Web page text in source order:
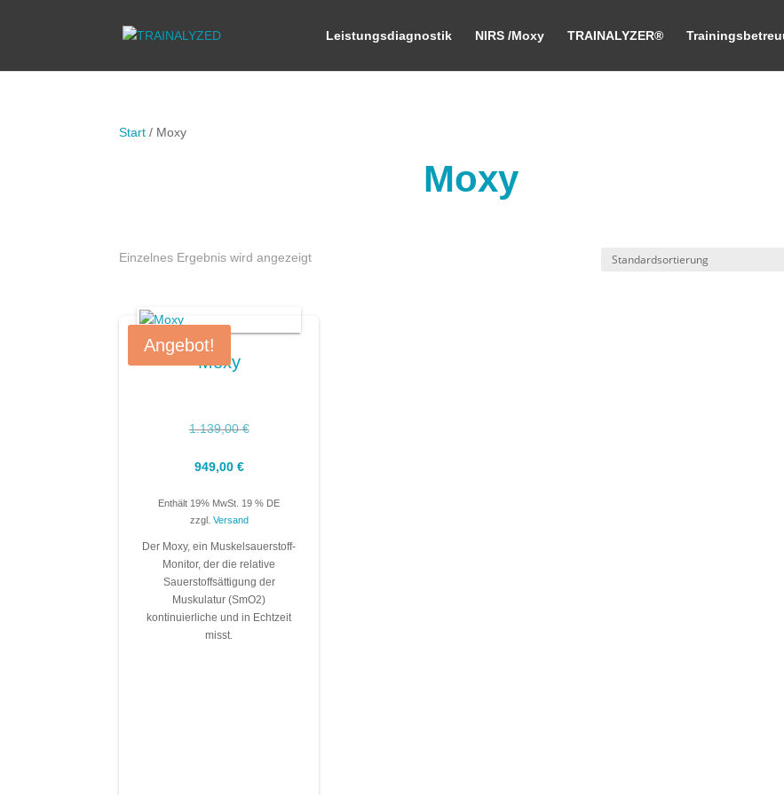
Leistungsdiagnostik NIRS /Moxy TRAINALYZER®
Start / Moxy
Moxy
Einzelnes Ergebnis wird angezeigt
Angebot!
Moxy
1.139,00€
949,00 €Aktueller
ist:
949,00 €.
Enthält 19% MwSt. 19 % DE
zzgl. Versand
Der Moxy, ein Muskelsauerstoff-
Monitor, der die relative
Sauerstoffsättigung der
Muskulatur (SmO2)
kontinuierliche und in Echtzeit
misst.